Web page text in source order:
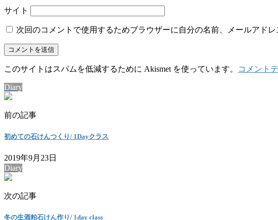
サイト
次回のコメントで使用するためブラウザーに自分の名前、メールアドレ
このサイトはスパムを低減するために Akismet を使っています。 コメント
Diary
前の記事
初めての石けんつくり/ 1Dayクラス
2019年9月23日
Diary
次の記事
冬の生酒粕石けん作り/ 1day class